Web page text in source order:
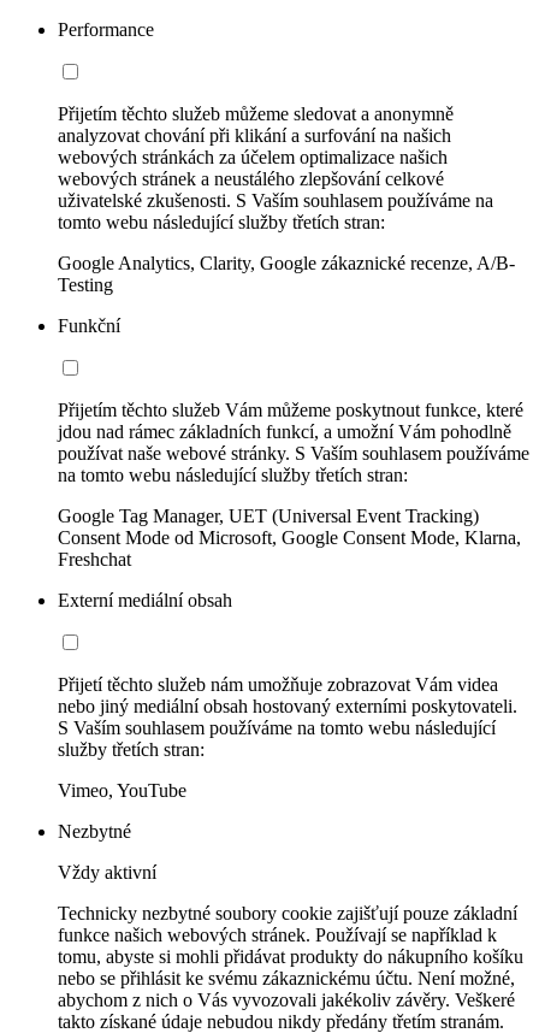
Performance
Přijetím těchto služeb můžeme sledovat a anonymně
analyzovat chování při klikání a surfování na našich
webových stránkách za účelem optimalizace našich
webových stránek a neustálého zlepšování celkové
uživatelské zkušenosti. S Vaším souhlasem používáme na
tomto webu následující služby třetích stran:
Google Analytics, Clarity, Google zákaznické recenze, A/B-
Testing
Funkční
Přijetím těchto služeb Vám můžeme poskytnout funkce, které
jdou nad rámec základních funkcí, a umožní Vám pohodlně
používat naše webové stránky. S Vaším souhlasem používáme
na tomto webu následující služby třetích stran:
Google Tag Manager, UET (Universal Event Tracking)
Consent Mode od Microsoft, Google Consent Mode, Klarna,
Freshchat
Externí mediální obsah
Přijetí těchto služeb nám umožňuje zobrazovat Vám videa
nebo jiný mediální obsah hostovaný externími poskytovateli.
S Vaším souhlasem používáme na tomto webu následující
služby třetích stran:
Vimeo, YouTube
Nezbytné
Vždy aktivní
Technicky nezbytné soubory cookie zajišťují pouze základní
funkce našich webových stránek. Používají se například k
tomu, abyste si mohli přidávat produkty do nákupního košíku
nebo se přihlásit ke svému zákaznickému účtu. Není možné,
abychom z nich o Vás vyvozovali jakékoliv závěry. Veškeré
takto získané údaje nebudou nikdy předány třetím stranám.